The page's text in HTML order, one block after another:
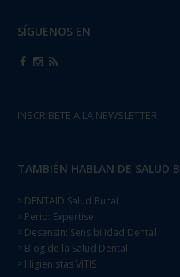
SÍGUENOS EN
INSCRÍBETE A LA NEWSLETTER
TAMBIÉN HABLAN DE SALUD
> DENTAID Salud Bucal
> Perio: Expertise
> Desensin: Sensibilidad Dental
> Blog de la Salud Dental
> Higienistas VITIS